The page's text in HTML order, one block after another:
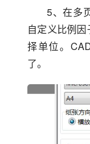
5、在多
自定义比例
择单位。
了。